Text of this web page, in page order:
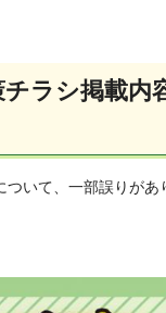
ラシ掲載内
ついて、一部誤りがあ